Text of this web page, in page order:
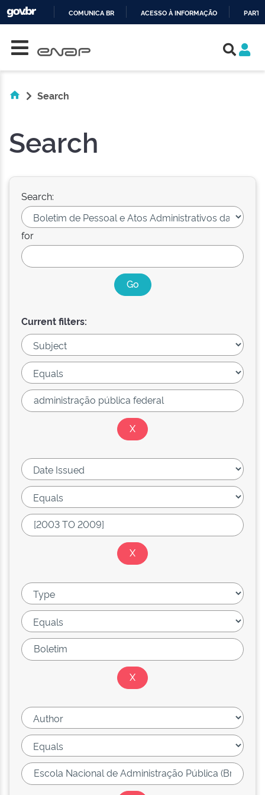
COMUNICA BR ACESSO À INFORMAÇÃO
Search
Search
Search:
for
Current filters: